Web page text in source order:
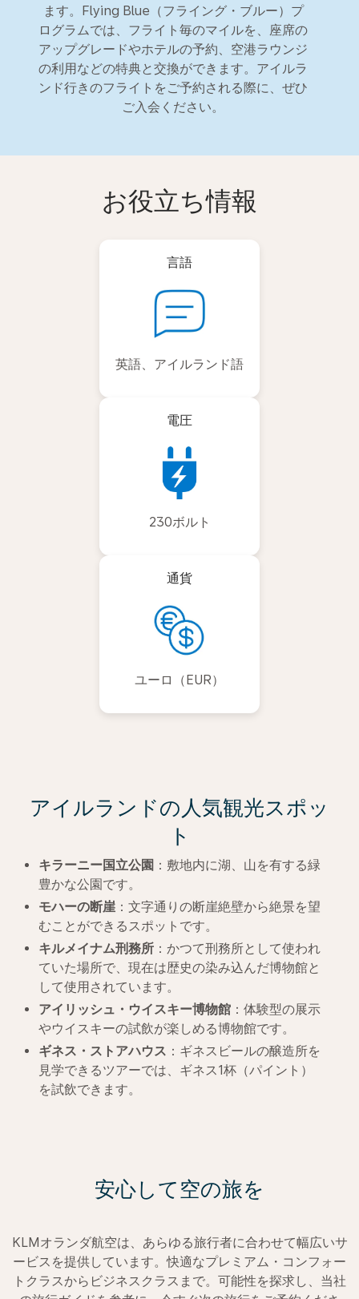
ます。Flying Blue（フライング・ブルー）プ
ログラムでは、フライト毎のマイルを、座席の
アップグレードやホテルの予約、空港ラウンジ
の利用などの特典と交換ができます。アイルラ
ンド行きのフライトをご予約される際に、ぜひ
ご入会ください。
お役立ち情報
言語
英語、アイルランド語
電圧
230ボルト
通貨
ユーロ（EUR）
アイルランドの人気観光スポッ
ト
キラーニー国立公園 ：敷地内に湖、山を有する緑
豊かな公園です。
モハーの断崖 ：文字通りの断崖絶壁から絶景を望
むことができるスポットです。
キルメイナム刑務所 ：かつて刑務所として使われ
ていた場所で、現在は歴史の染み込んだ博物館と
して使用されています。
アイリッシュ・ウイスキー博物館 ：体験型の展示
やウイスキーの試飲が楽しめる博物館です。
ギネス・ストアハウス ：ギネスビールの醸造所を
見学できるツアーでは、ギネス1杯（パイント）
を試飲できます。
安心して空の旅を
KLMオランダ航空は、あらゆる旅行者に合わせて幅広いサ
ービスを提供しています。快適なプレミアム・コンフォー
トクラスからビジネスクラスまで。可能性を探求し、当社